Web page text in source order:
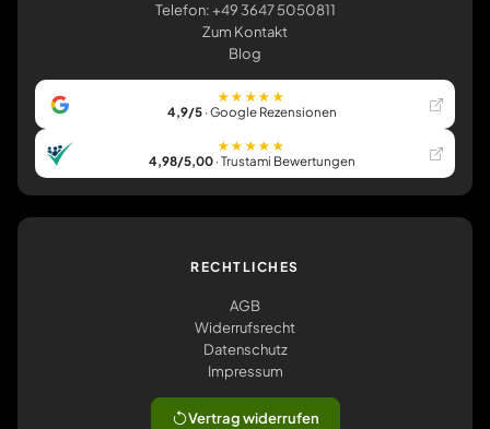
Telefon: +49 3647 5050811
Zum Kontakt
Blog
★★★★★
4,9/5· Google Rezensionen
★★★★★
4,98/5,00· Trustami Bewertungen
RECHTLICHES
AGB
Widerrufsrecht
Datenschutz
Impressum
Vertrag widerrufen